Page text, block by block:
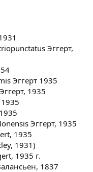
Эггерт,
Эггерт 1935
1935
Эггерт, 1935
1935
1931)
1935 г.
1837